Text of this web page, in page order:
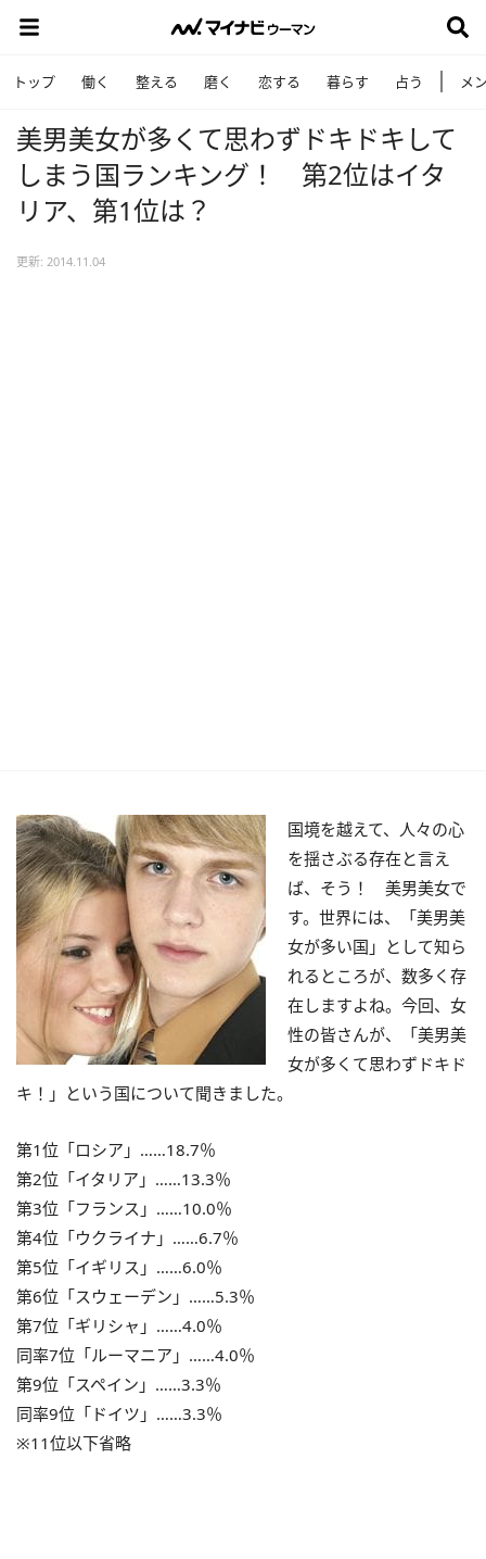
トップ 働く 整える 磨く 恋する 暮らす 占う メ
美男美女が多くて思わずドキドキして
しまう国ランキング！ 第2位はイタ
リア、第1位は？
更新: 2014.11.04
国境を越えて、人々の心
を揺さぶる存在と言え
ば、そう！ 美男美女で
す。世界には、「美男美
女が多い国」として知ら
れるところが、数多く存
在しますよね。今回、女
性の皆さんが、「美男美
女が多くて思わずドキド
キ！」という国について聞きました。
第1位「ロシア」……18.7％
第2位「イタリア」……13.3％
第3位「フランス」……10.0％
第4位「ウクライナ」……6.7％
第5位「イギリス」……6.0％
第6位「スウェーデン」……5.3％
第7位「ギリシャ」……4.0％
同率7位「ルーマニア」……4.0％
第9位「スペイン」……3.3％
同率9位「ドイツ」……3.3％
※11位以下省略